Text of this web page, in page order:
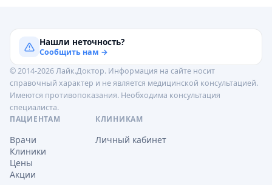
Нашли неточность?
Сообщить нам →
© 2014-2026 Лайк.Доктор. Информация на сайте носит
справочный характер и не является медицинской консультацией.
Имеются противопоказания. Необходима консультация
специалиста.
ПАЦИЕНТАМ
Врачи
Клиники
Цены
Акции
КЛИНИКАМ
Личный кабинет